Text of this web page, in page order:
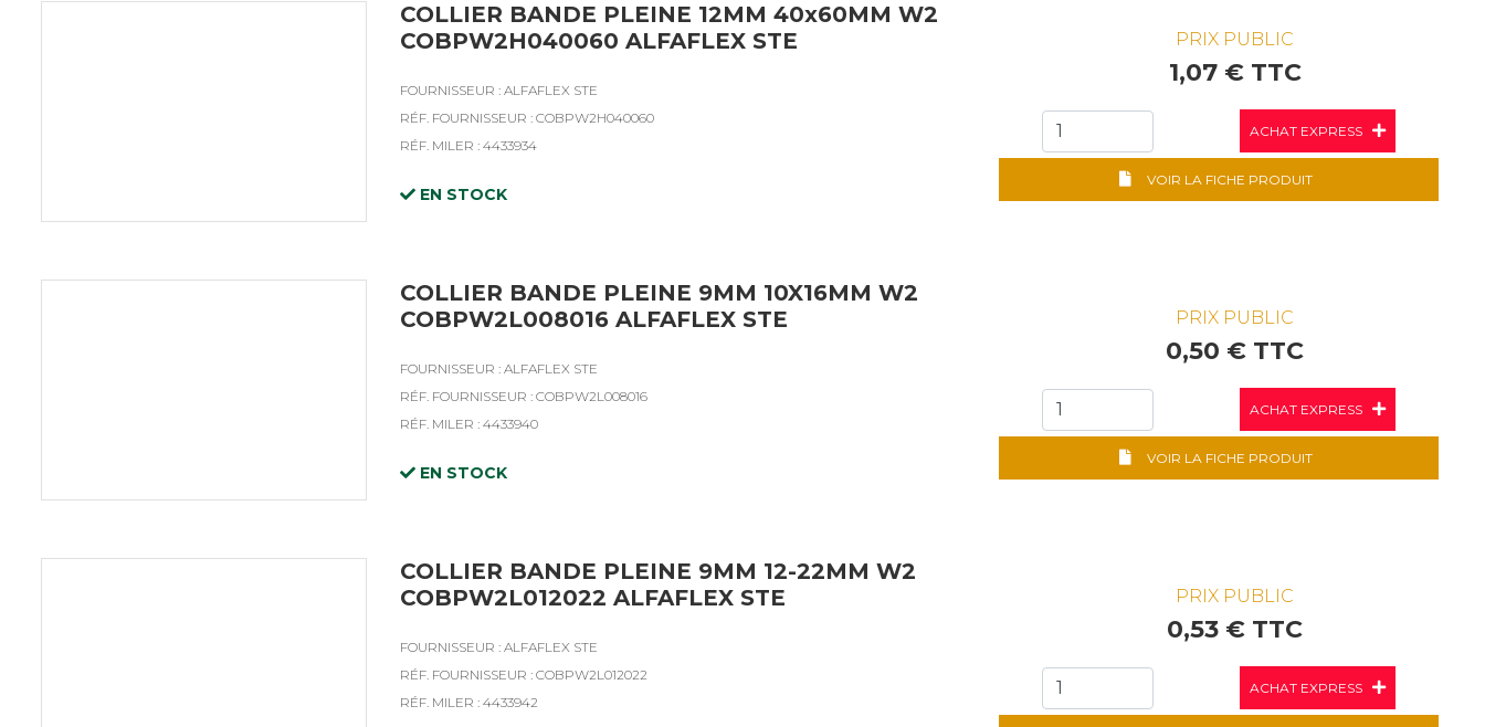
COLLIER BANDE PLEINE 12MM 40x60MM W2
COBPW2H040060 ALFAFLEX STE
FOURNISSEUR : ALFAFLEX STE
RÉF. FOURNISSEUR : COBPW2H040060
RÉF. MILER : 4433934
EN STOCK
PRIX PUBLIC
1,07 € TTC
ACHAT EXPRESS
VOIR LA FICHE PRODUIT
COLLIER BANDE PLEINE 9MM 10X16MM W2
COBPW2L008016 ALFAFLEX STE
FOURNISSEUR : ALFAFLEX STE
RÉF. FOURNISSEUR : COBPW2L008016
RÉF. MILER : 4433940
EN STOCK
PRIX PUBLIC
0,50 € TTC
ACHAT EXPRESS
VOIR LA FICHE PRODUIT
COLLIER BANDE PLEINE 9MM 12-22MM W2
COBPW2L012022 ALFAFLEX STE
FOURNISSEUR : ALFAFLEX STE
RÉF. FOURNISSEUR : COBPW2L012022
RÉF. MILER : 4433942
PRIX PUBLIC
0,53 € TTC
ACHAT EXPRESS